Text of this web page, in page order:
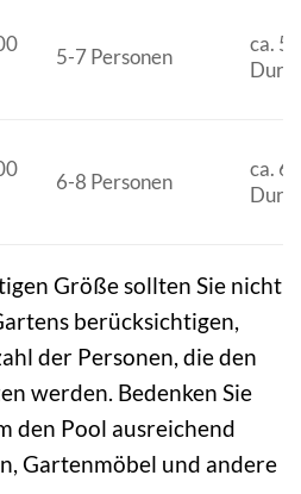
5-7 Personen
ca.
6-8 Personen
ca.
Größe sollten Sie nicht
berücksichtigen,
der Personen, die den
werden. Bedenken Sie
den Pool ausreichend
Gartenmöbel und andere